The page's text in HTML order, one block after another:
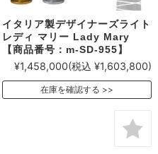
イタリア製デザイナーズライト
レディ マリー Lady Mary
【商品番号：m-SD-955】
¥1,458,000(税込 ¥1,603,800)
在庫を確認する